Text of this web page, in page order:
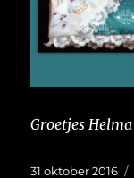
Groetjes Helma
Geplaatst
31 oktober 2016